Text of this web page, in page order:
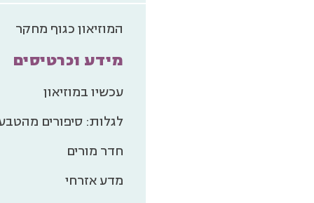
המוזיאון כגוף מחקר
מידע וכרטיסים
עכשיו במוזיאון
לגלות: סיפורים
חדר מורים
מדע אזרחי